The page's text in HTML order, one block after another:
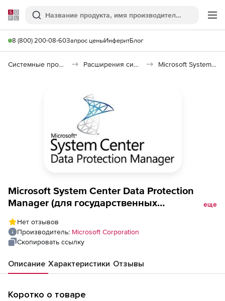
Softline
Поиск
8 (800) 200-08-60Запрос ценыИнферитБлог
Системные программы Расширения системы Microsoft System Center Data Protection Manager
Microsoft System Center Data Protection
Manager (для государственных
Software Assurance, LicSAPk), Russian OLP
C Per User
еще
Нет отзывов
Производитель: Microsoft Corporation
Скопировать ссылку
Описание Характеристики Отзывы
Коротко о товаре